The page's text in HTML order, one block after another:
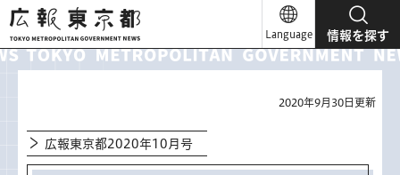
広報東京都
Language 情報を探す
2020年9月30日更新
広報東京都2020年10月号